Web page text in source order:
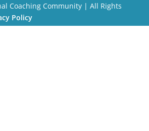
Coaching Community | All Rights
Policy